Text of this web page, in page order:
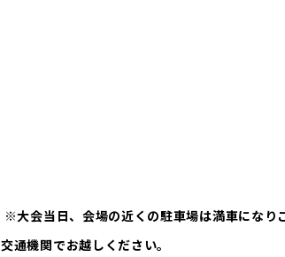
※大会当日、会場の近くの駐車場は満車になり
交通機関でお越しください。